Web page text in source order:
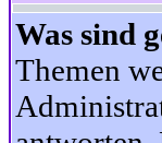
Was sind
Themen